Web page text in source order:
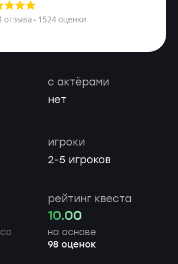
с актёрами
нет
игроки
2-5 игроков
рейтинг квеста
10.00
на основе
98 оценок